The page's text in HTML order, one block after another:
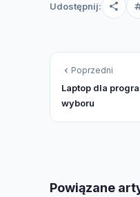
Udostępnij:
Poprzedni
Laptop dla
wyboru
Powiązane